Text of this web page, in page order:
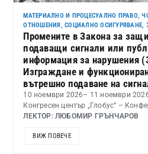
МАТЕРИАЛНО И ПРОЦЕСУАЛНО ПРАВО,
ОТНОШЕНИЯ, СОЦИАЛНО ОСИГУРЯВАНЕ,
Промените в Закона за
подаващи сигнали или
информация за нарушения
Изграждане и
вътрешно подаване на
10 ноември 2026– 11 ноември
Конгресен център „Глобус“ –
ЛЕКТОР: ЛЮБОМИР ГРЪНЧАРОВ
ВИЖ ПОВЕЧЕ